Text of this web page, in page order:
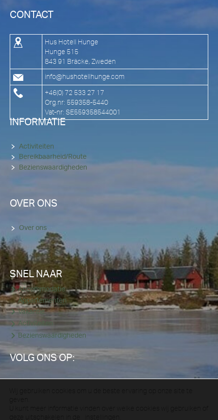
CONTACT
Hus Hotell Hunge
Hunge 515
843 91 Bräcke, Zweden
info@hushotellhunge.com
+46(0) 72 533 27 17
Org.nr: 559358-5440
Vat-nr: SE559358544001
INFORMATIE
Activiteiten
Bereikbaarheid/Route
Bezienswaardigheden
OVER ONS
Over ons
SNEL NAAR
Accommodatie
Appartementen
Vakantie
Activiteiten
Bezienswaardigheden
VOLG ONS OP: